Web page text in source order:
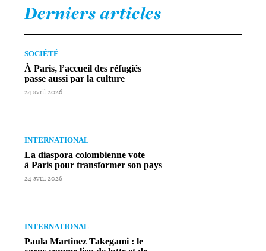
Derniers articles
SOCIÉTÉ
À Paris, l’accueil des réfugiés
passe aussi par la culture
24 avril 2026
INTERNATIONAL
La diaspora colom­bienne vote
à Paris pour trans­for­mer son pays
24 avril 2026
INTERNATIONAL
Paula Martinez Takegami : le